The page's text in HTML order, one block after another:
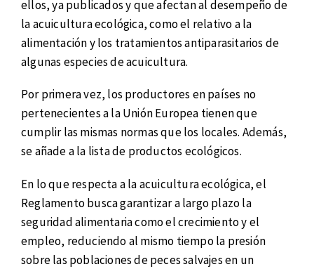
ellos, ya publicados y que afectan al desempeño de
la acuicultura ecológica, como el relativo a la
alimentación y los tratamientos antiparasitarios de
algunas especies de acuicultura.
Por primera vez, los productores en países no
pertenecientes a la Unión Europea tienen que
cumplir las mismas normas que los locales. Además,
se añade a la lista de productos ecológicos.
En lo que respecta a la acuicultura ecológica, el
Reglamento busca garantizar a largo plazo la
seguridad alimentaria como el crecimiento y el
empleo, reduciendo al mismo tiempo la presión
sobre las poblaciones de peces salvajes en un